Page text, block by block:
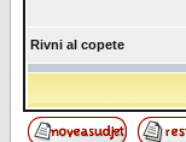
Rivni al copete